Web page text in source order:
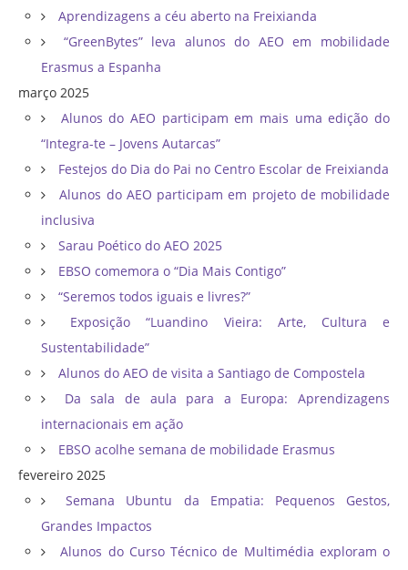
Aprendizagens a céu aberto na Freixianda
“GreenBytes” leva alunos do AEO em mobilidade
Erasmus a Espanha
março 2025
Alunos do AEO participam em mais uma edição do
“Integra-te – Jovens Autarcas”
Festejos do Dia do Pai no Centro Escolar de Freixianda
Alunos do AEO participam em projeto de mobilidade
inclusiva
Sarau Poético do AEO 2025
EBSO comemora o “Dia Mais Contigo”
“Seremos todos iguais e livres?”
Exposição “Luandino Vieira: Arte, Cultura e
Sustentabilidade”
Alunos do AEO de visita a Santiago de Compostela
Da sala de aula para a Europa: Aprendizagens
internacionais em ação
EBSO acolhe semana de mobilidade Erasmus
fevereiro 2025
Semana Ubuntu da Empatia: Pequenos Gestos,
Grandes Impactos
Alunos do Curso Técnico de Multimédia exploram o